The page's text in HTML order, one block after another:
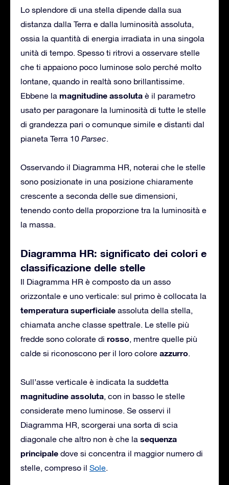
Lo splendore di una stella dipende dalla sua
distanza dalla Terra e dalla luminosità assoluta,
ossia la quantità di energia irradiata in una singola
unità di tempo. Spesso ti ritrovi a osservare stelle
che ti appaiono poco luminose solo perché molto
lontane, quando in realtà sono brillantissime.
Ebbene la magnitudine assoluta è il parametro
usato per paragonare la luminosità di tutte le stelle
di grandezza pari o comunque simile e distanti dal
pianeta Terra 10 Parsec.
Osservando il Diagramma HR, noterai che le stelle
sono posizionate in una posizione chiaramente
crescente a seconda delle sue dimensioni,
tenendo conto della proporzione tra la luminosità e
la massa.
Diagramma HR: significato dei colori e
classificazione delle stelle
Il Diagramma HR è composto da un asso
orizzontale e uno verticale: sul primo è collocata la
temperatura superficiale assoluta della stella,
chiamata anche classe spettrale. Le stelle più
fredde sono colorate di rosso, mentre quelle più
calde si riconoscono per il loro colore azzurro.
Sull’asse verticale è indicata la suddetta
magnitudine assoluta, con in basso le stelle
considerate meno luminose. Se osservi il
Diagramma HR, scorgerai una sorta di scia
diagonale che altro non è che la sequenza
principale dove si concentra il maggior numero di
stelle, compreso il Sole.